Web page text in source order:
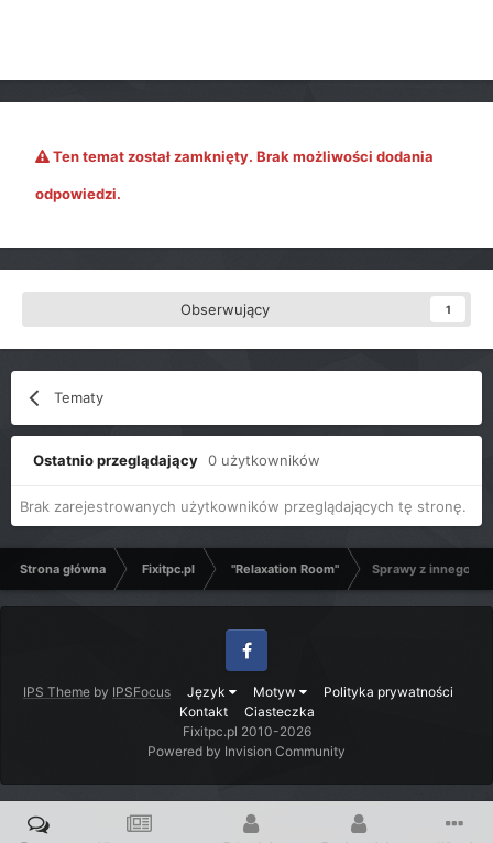
Ten temat został zamknięty. Brak możliwości dodania
odpowiedzi.
Obserwujący 1
Tematy
Ostatnio przeglądający 0 użytkowników
Brak zarejestrowanych użytkowników przeglądających tę stronę.
Strona główna Fixitpc.pl "Relaxation Room" Sprawy z innego
IPS Theme by IPSFocus Język Motyw
Polityka prywatności
Kontakt
Ciasteczka
Facebook
Fixitpc.pl 2010-2026
Powered by Invision Community